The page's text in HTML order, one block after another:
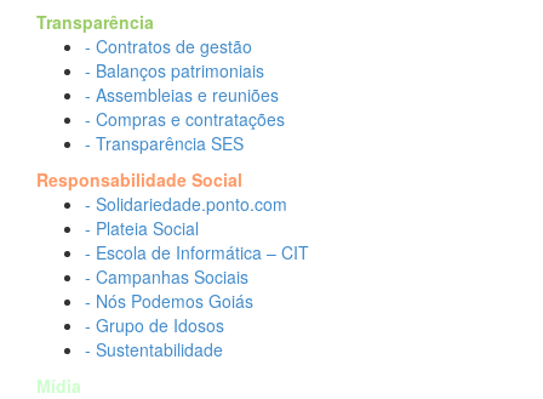
Transparência
- Contratos de gestão
- Balanços patrimoniais
- Assembleias e reuniões
- Compras e contratações
- Transparência SES
Responsabilidade Social
- Solidariedade.ponto.com
- Plateia Social
- Escola de Informática – CIT
- Campanhas Sociais
- Nós Podemos Goiás
- Grupo de Idosos
- Sustentabilidade
Mídia